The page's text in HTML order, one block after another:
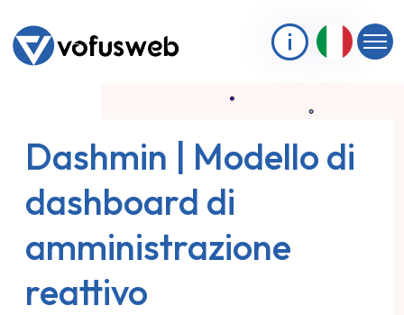
Dashmin | Modello di
dashboard di
amministrazione
reattivo